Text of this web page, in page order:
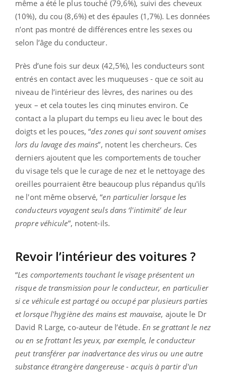
même a été le plus touché (79,6%), suivi des cheveux
(10%), du cou (8,6%) et des épaules (1,7%). Les données
n’ont pas montré de différences entre les sexes ou
selon l’âge du conducteur.
Près d’une fois sur deux (42,5%), les conducteurs sont
entrés en contact avec les muqueuses - que ce soit au
niveau de l’intérieur des lèvres, des narines ou des
yeux – et cela toutes les cinq minutes environ. Ce
contact a la plupart du temps eu lieu avec le bout des
doigts et les pouces, “des zones qui sont souvent omises
lors du lavage des mains”, notent les chercheurs. Ces
derniers ajoutent que les comportements de toucher
du visage tels que le curage de nez et le nettoyage des
oreilles pourraient être beaucoup plus répandus qu'ils
ne l'ont même observé, “en particulier lorsque les
conducteurs voyagent seuls dans ‘l'intimité’ de leur
propre véhicule”, notent-ils.
Revoir l’intérieur des voitures ?
“Les comportements touchant le visage présentent un
risque de transmission pour le conducteur, en particulier
si ce véhicule est partagé ou occupé par plusieurs parties
et lorsque l'hygiène des mains est mauvaise, ajoute le Dr
David R Large, co-auteur de l’étude. En se grattant le nez
ou en se frottant les yeux, par exemple, le conducteur
peut transférer par inadvertance des virus ou une autre
substance étrangère dangereuse - acquis à partir d'un